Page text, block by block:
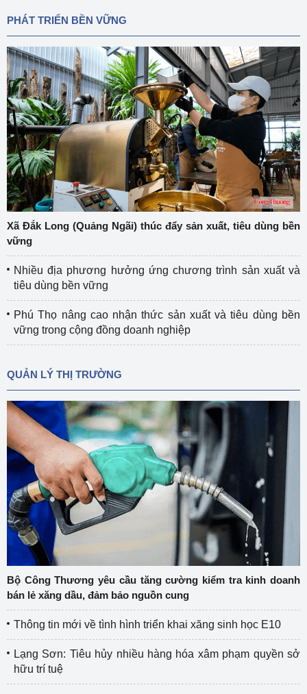
PHÁT TRIỂN BỀN VỮNG
Xã Đắk Long (Quảng Ngãi) thúc đẩy sản xuất, tiêu dùng bền
vững
Nhiều địa phương hưởng ứng chương trình sản xuất và
tiêu dùng bền vững
Phú Thọ nâng cao nhận thức sản xuất và tiêu dùng bền
vững trong cộng đồng doanh nghiệp
QUẢN LÝ THỊ TRƯỜNG
Bộ Công Thương yêu cầu tăng cường kiểm tra kinh doanh
bán lẻ xăng dầu, đảm bảo nguồn cung
Thông tin mới về tình hình triển khai xăng sinh học E10
Lạng Sơn: Tiêu hủy nhiều hàng hóa xâm phạm quyền sở
hữu trí tuệ